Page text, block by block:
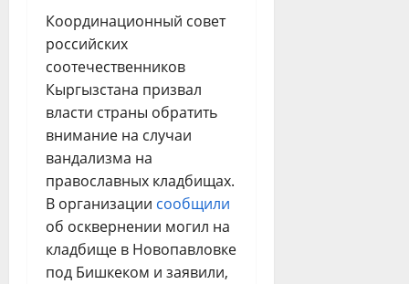
Координационный совет
российских
соотечественников
Кыргызстана призвал
власти страны обратить
внимание на случаи
вандализма на
православных кладбищах.
В организации сообщили
об осквернении могил на
кладбище в Новопавловке
под Бишкеком и заявили,